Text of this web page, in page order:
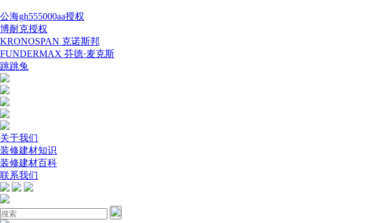
公海gh555000aa授权
博耐克授权
KRONOSPAN 克诺斯邦
FUNDERMAX 芬德·麦克斯
跳跳兔
关于我们
装修建材知识
装修建材百科
联系我们